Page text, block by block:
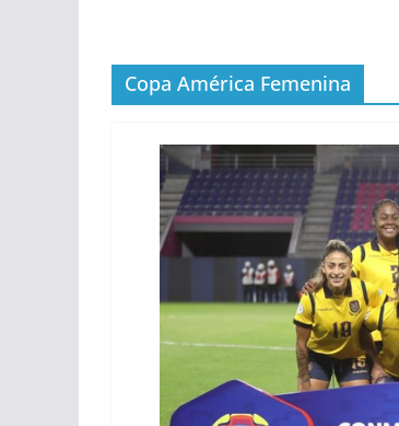
Copa América Femenina